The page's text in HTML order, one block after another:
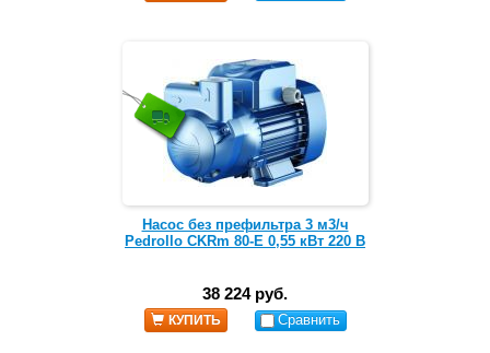
Насос без префильтра 3 м3/ч
Pedrollo CKRm 80-E 0,55 кВт 220 В
38 224 руб.
КУПИТЬ Сравнить